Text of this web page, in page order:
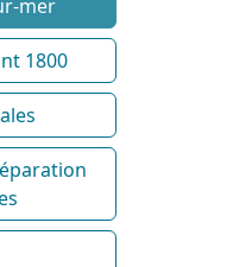
mer
1800